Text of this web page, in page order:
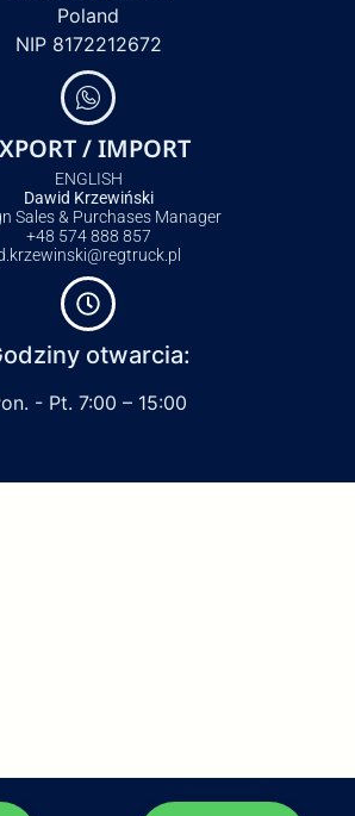
Poland
NIP 8172212672
/ IMPORT
ENGLISH
Dawid Krzewiński
Sales & Purchases Manager
+48 574 888 857
otwarcia:
- Pt. 7:00 – 15:00